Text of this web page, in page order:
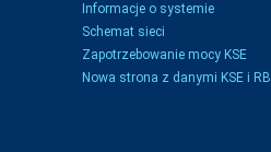
Informacje o systemie
Schemat sieci
Zapotrzebowanie mocy KSE
Nowa strona z danymi KSE i RB